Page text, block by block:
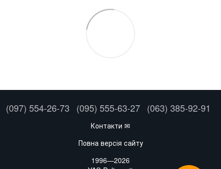
(097) 554-26-73 (095) 555-63-27 (063) 385-92-91
Контакти ✉
Повна версія сайту
1996—2026